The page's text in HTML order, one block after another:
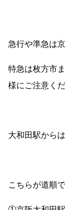
急行や準急は
特急は枚方市
様にご注意くだ
大和田駅から
こちらが道順で